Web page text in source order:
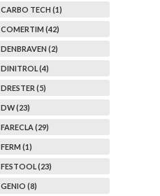
CARBO TECH (1)
COMERTIM (42)
DENBRAVEN (2)
DINITROL (4)
DRESTER (5)
DW (23)
FARECLA (29)
FERM (1)
FESTOOL (23)
GENIO (8)